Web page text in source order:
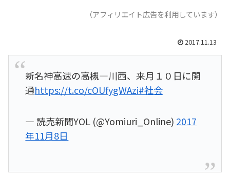
（アフィリエイト広告を利用しています）
2017.11.13
新名神高速の高槻―川西、来月１０日に開
通https://t.co/cOUfygWAzi#社会
— 読売新聞YOL (@Yomiuri_Online) 2017
年11月8日